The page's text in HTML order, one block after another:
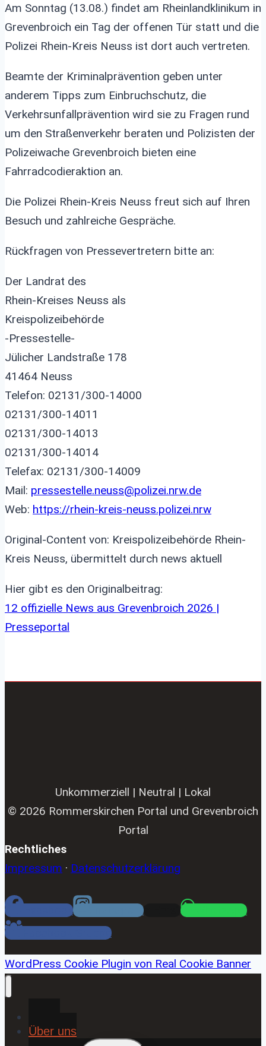
Am Sonntag (13.08.) findet am Rheinlandklinikum in
Grevenbroich ein Tag der offenen Tür statt und die
Polizei Rhein-Kreis Neuss ist dort auch vertreten.
Beamte der Kriminalprävention geben unter
anderem Tipps zum Einbruchschutz, die
Verkehrsunfallprävention wird sie zu Fragen rund
um den Straßenverkehr beraten und Polizisten der
Polizeiwache Grevenbroich bieten eine
Fahrradcodieraktion an.
Die Polizei Rhein-Kreis Neuss freut sich auf Ihren
Besuch und zahlreiche Gespräche.
Rückfragen von Pressevertretern bitte an:
Der Landrat des
Rhein-Kreises Neuss als
Kreispolizeibehörde
-Pressestelle-
Jülicher Landstraße 178
41464 Neuss
Telefon: 02131/300-14000
02131/300-14011
02131/300-14013
02131/300-14014
Telefax: 02131/300-14009
Mail: pressestelle.neuss@polizei.nrw.de
Web: https://rhein-kreis-neuss.polizei.nrw
Original-Content von: Kreispolizeibehörde Rhein-
Kreis Neuss, übermittelt durch news aktuell
Hier gibt es den Originalbeitrag:
12 offizielle News aus Grevenbroich 2026 |
Presseportal
Unkommerziell | Neutral | Lokal
© 2026 Rommerskirchen Portal und Grevenbroich
Portal
Rechtliches
Impressum · Datenschutzerklärung
Facebook Instagram
WhatsApp
Facebook Gruppe
WordPress Cookie Plugin von Real Cookie Banner
Über uns